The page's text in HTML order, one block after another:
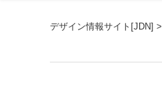
デザイン情報サイト[JDN] >